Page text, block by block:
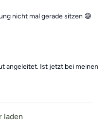
nicht mal gerade sitzen 😅
angeleitet. Ist jetzt bei meinen
laden